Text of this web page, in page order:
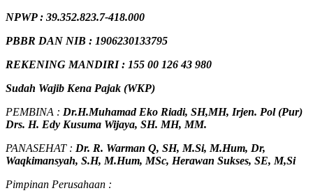
NPWP: 39.352.823.7-418.000
PBBR DAN NIB : 1906230133795
REKENING MANDIRI : 155 00 126 43 980
Sudah Wajib Kena Pajak (WKP)
PEMBINA : Dr.H.Muhamad Eko Riadi, SH,MH, Irjen. Pol (Pur)
Drs. H. Edy Kusuma Wijaya, SH. MH, MM.
PANASEHAT : Dr. R. Warman Q, SH, M.Si, M.Hum, Dr,
Waqkimansyah, S.H, M.Hum, MSc, Herawan Sukses, SE, M,Si
Pimpinan Perusahaan :